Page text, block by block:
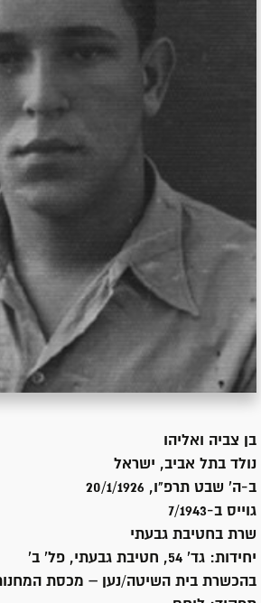
בן צביה ואליהו
נולד בתל אביב, ישראל
ב-ה' שבט תרפ"ו, 20/1/1926
גוייס ב-7/1943
שרת בחטיבת גבעתי
יחידות: גד' 54, חטיבת גבעתי, פל' ב'
בהכשרת בית השיטה/נען – מכסת המחנות